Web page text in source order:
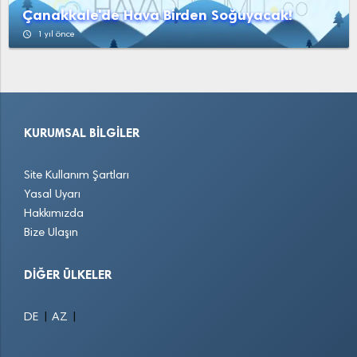
Çanakkale'de Hava Birden Soğuyacak!
access_time 1 yıl önce
KURUMSAL BILGILER
Site Kullanım Şartları
Yasal Uyarı
Hakkımızda
Bize Ulaşın
DIĞER ÜLKELER
DE AZ